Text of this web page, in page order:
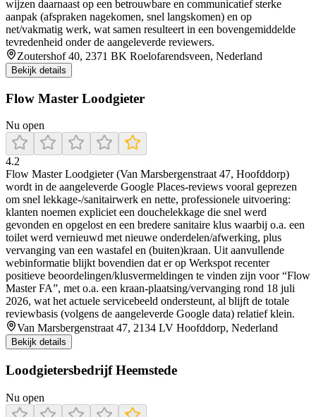
wijzen daarnaast op een betrouwbare en communicatief sterke
aanpak (afspraken nagekomen, snel langskomen) en op
net/vakmatig werk, wat samen resulteert in een bovengemiddelde
tevredenheid onder de aangeleverde reviewers.
Zoutershof 40, 2371 BK Roelofarendsveen, Nederland
Bekijk details
Flow Master Loodgieter
Nu open
4.2
Flow Master Loodgieter (Van Marsbergenstraat 47, Hoofddorp)
wordt in de aangeleverde Google Places-reviews vooral geprezen
om snel lekkage-/sanitairwerk en nette, professionele uitvoering:
klanten noemen expliciet een douchelekkage die snel werd
gevonden en opgelost en een bredere sanitaire klus waarbij o.a. een
toilet werd vernieuwd met nieuwe onderdelen/afwerking, plus
vervanging van een wastafel en (buiten)kraan. Uit aanvullende
webinformatie blijkt bovendien dat er op Werkspot recenter
positieve beoordelingen/klusvermeldingen te vinden zijn voor “Flow
Master FA”, met o.a. een kraan-plaatsing/vervanging rond 18 juli
2026, wat het actuele servicebeeld ondersteunt, al blijft de totale
reviewbasis (volgens de aangeleverde Google data) relatief klein.
Van Marsbergenstraat 47, 2134 LV Hoofddorp, Nederland
Bekijk details
Loodgietersbedrijf Heemstede
Nu open